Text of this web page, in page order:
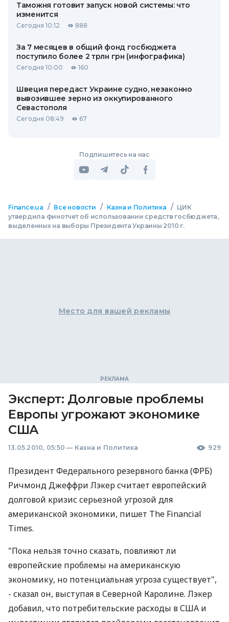
Таможня готовит запуск новой системы: что
изменится
Сегодня 10:12 888
За 7 месяцев в общий фонд госбюджета
поступило более 2 трлн грн (инфографика)
Сегодня 10:00 160
Швеция передаст Украине судно, незаконно
вывозившее зерно из оккупированного
Севастополя
Сегодня 08:49 67
Подпишитесь на нас
Finance.ua / Все новости / Казна и Политика / ЦИК
утвердила финотчет об использовании средств госбюджета,
выделенных на выборы Президента Украины 2010 г.
Место для вашей рекламы
Эксперт: Долговые проблемы
Европы угрожают экономике
США
13.05.2010, 05:50 — Казна и Политика 929
Президент Федерального резервного банка (ФРБ)
Ричмонд Джеффри Лэкер считает европейский
долговой кризис серьезной угрозой для
американской экономики, пишет The Financial
Times.
"Пока нельзя точно сказать, повлияют ли
европейские проблемы на американскую
экономику, но потенциальная угроза существует",
- сказал он, выступая в Северной Каролине. Лэкер
добавил, что потребительские расходы в США и